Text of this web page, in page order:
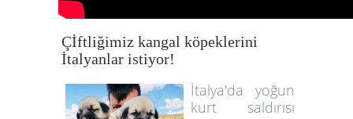
Çİftliğimiz kangal köpeklerini
İtalyanlar istiyor!
İtalya'da yoğun
kurt saldırısı